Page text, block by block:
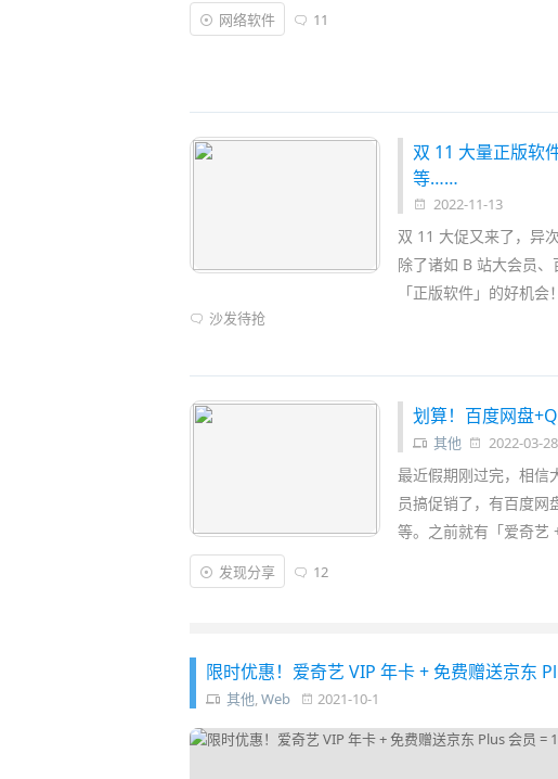
今天介绍的这款「 网页更新提醒
的更新，一旦符合自己设置好的规则，那么它就会立
网络软件 11
双 11 大量正版软
等……
2022-11-13
双 11 大促又来了，异
除了诸如 B 站大会员
「正版软件」的好机
沙发待抢
划算！百度网盘
其他 2022-03-28
最近假期刚过完，相信
员搞促销了，有百度网
等。之前就有「爱奇
发现分享 12
限时优惠！爱奇艺 VIP 年卡 + 免费赠送京东
其他,Web 2021-10-1